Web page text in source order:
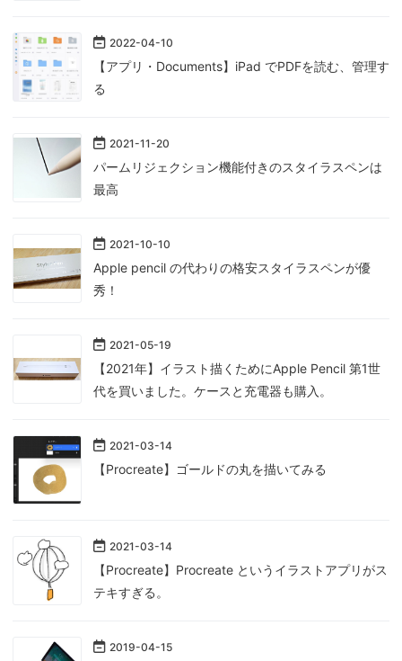
2022-04-10
【アプリ・Documents】iPad でPDFを読む、管理す
る
2021-11-20
パームリジェクション機能付きのスタイラスペンは
最高
2021-10-10
Apple pencil の代わりの格安スタイラスペンが優
秀！
2021-05-19
【2021年】イラスト描くためにApple Pencil 第1世
代を買いました。ケースと充電器も購入。
2021-03-14
【Procreate】ゴールドの丸を描いてみる
2021-03-14
【Procreate】Procreate というイラストアプリがス
テキすぎる。
2019-04-15